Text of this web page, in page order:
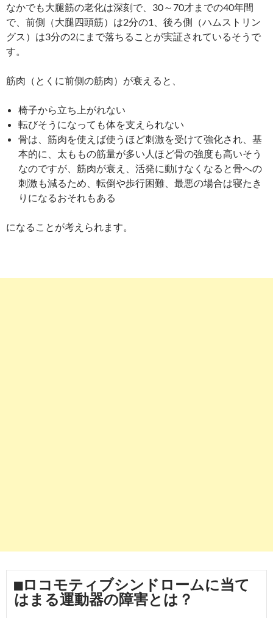
なかでも大腿筋の老化は深刻で、30～70才までの40年間
で、前側（大腿四頭筋）は2分の1、後ろ側（ハムストリン
グス）は3分の2にまで落ちることが実証されているそうで
す。
筋肉（とくに前側の筋肉）が衰えると、
椅子から立ち上がれない
転びそうになっても体を支えられない
骨は、筋肉を使えば使うほど刺激を受けて強化され、基
本的に、太ももの筋量が多い人ほど骨の強度も高いそう
なのですが、筋肉が衰え、活発に動けなくなると骨への
刺激も減るため、転倒や歩行困難、最悪の場合は寝たき
りになるおそれもある
になることが考えられます。
■ロコモティブシンドロームに当て
はまる運動器の障害とは？